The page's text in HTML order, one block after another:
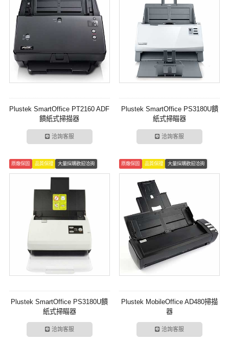
Plustek SmartOffice PT2160 ADF
饋紙式掃描器
洽詢客服
Plustek SmartOffice PS3180U饋
紙式掃瞄器
洽詢客服
原廠保固 品質保證 大量採購歡迎洽詢
Plustek SmartOffice PS3180U饋
紙式掃瞄器
洽詢客服
原廠保固 品質保證 大量採購歡迎洽詢
Plustek MobileOffice AD480掃描
器
洽詢客服